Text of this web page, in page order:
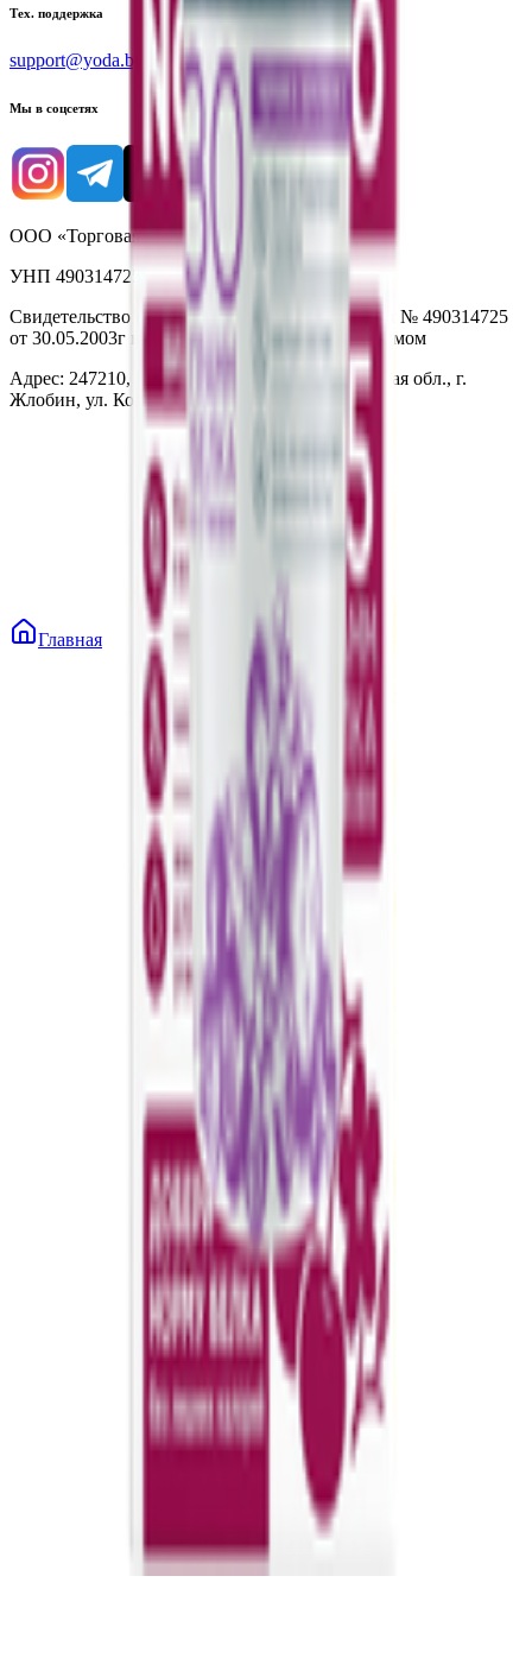
Тех. поддержка
support@yoda.by
Мы в соцсетях
ООО «Торговая сеть «Продмир»
УНП 490314725
Свидетельство о государственной регистрации № 490314725
от 30.05.2003г выдано Гомельским облисполкомом
Адрес: 247210, Республика Беларусь, Гомельская обл., г.
Жлобин, ул. Козлова 2-А
Главная